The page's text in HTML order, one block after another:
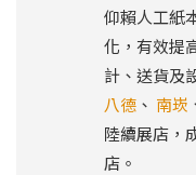
仰賴人工紙
化，有效提
計、送貨及
八德 、 南崁
陸續展店，
店。